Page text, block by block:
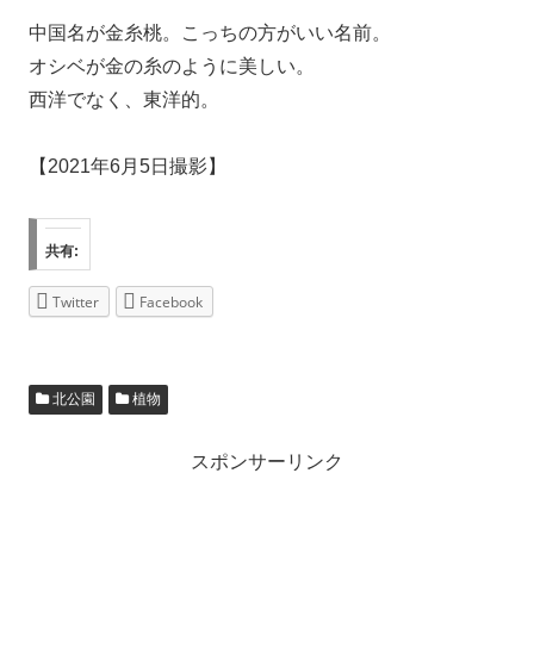
中国名が金糸桃。こっちの方がいい名前。
オシベが金の糸のように美しい。
西洋でなく、東洋的。
【2021年6月5日撮影】
共有:
Twitter Facebook
北公園 植物
スポンサーリンク